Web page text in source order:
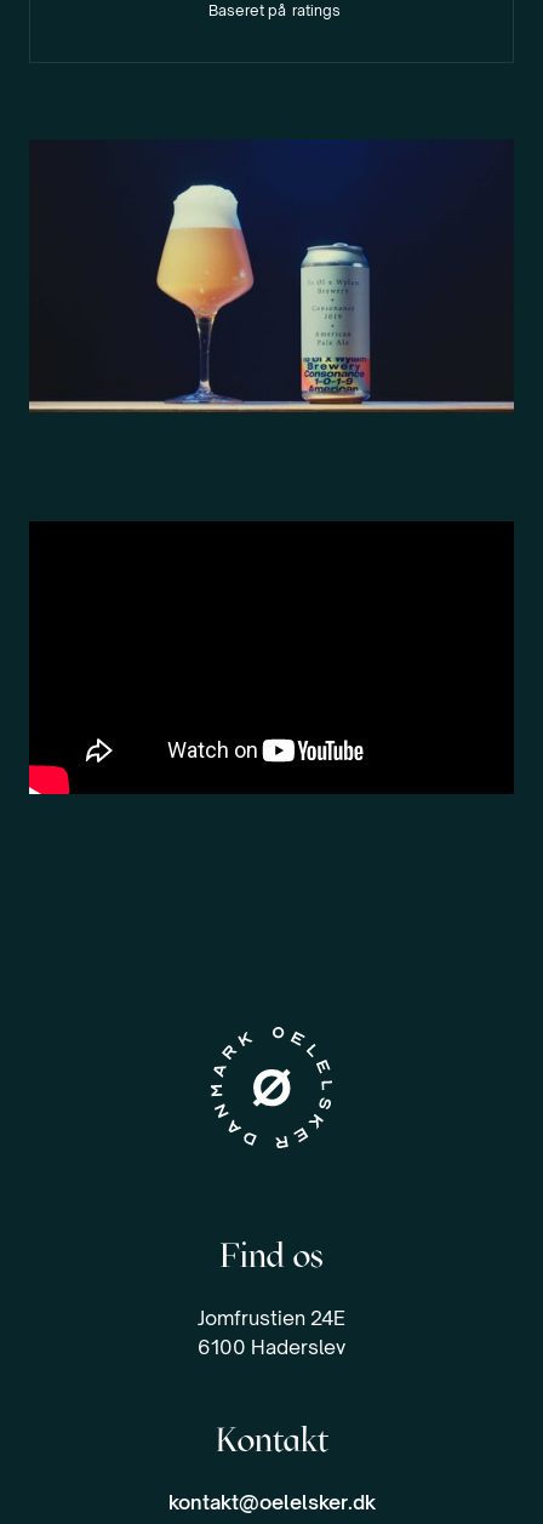
Baseret på ratings
Find os
Jomfrustien 24E
6100 Haderslev
Kontakt
kontakt@oelelsker.dk